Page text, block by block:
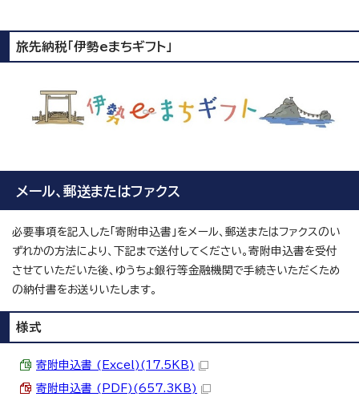
旅先納税「伊勢eまちギフト」
メール、郵送またはファクス
必要事項を記入した「寄附申込書」をメール、郵送またはファクスのい
ずれかの方法により、下記まで送付してください。寄附申込書を受付
させていただいた後、ゆうちょ銀行等金融機関で手続きいただくため
の納付書をお送りいたします。
様式
寄附申込書 (Excel)(17.5KB)
寄附申込書 (PDF)(657.3KB)